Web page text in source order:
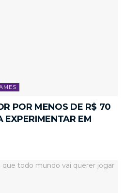
POR MENOS DE R$ 70
EXPERIMENTAR EM